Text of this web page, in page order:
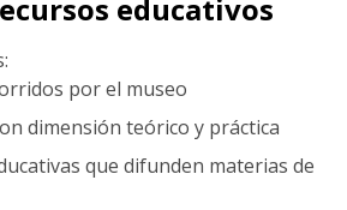
educativos
por el museo
dimensión teórico y práctica
que difunden materias de